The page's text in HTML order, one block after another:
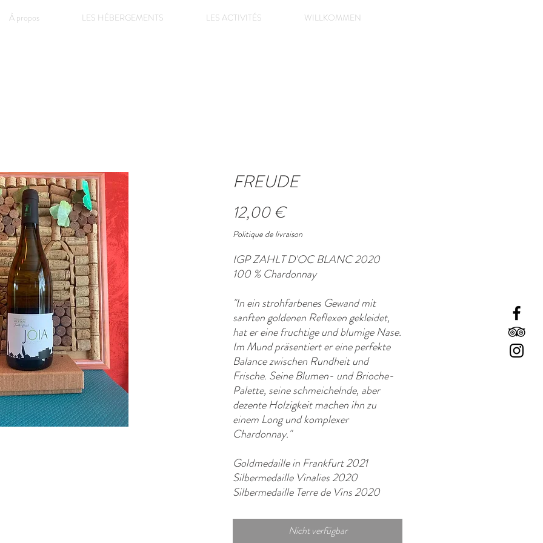
À propos LES HÉBERGEMENTS LES ACTIVITÉS WILLKOMMEN
FREUDE
12,00 €Preis
Politique de livraison
IGP ZAHLT D'OC BLANC 2020
100 % Chardonnay
"In ein strohfarbenes Gewand mit
sanften goldenen Reflexen gekleidet,
hat er eine fruchtige und blumige Nase.
Im Mund präsentiert er eine perfekte
Balance zwischen Rundheit und
Frische. Seine Blumen- und Brioche-
Palette, seine schmeichelnde, aber
dezente Holzigkeit machen ihn zu
einem Long und komplexer
Chardonnay."
Goldmedaille in Frankfurt 2021
Silbermedaille Vinalies 2020
Silbermedaille Terre de Vins 2020
Nicht verfügbar